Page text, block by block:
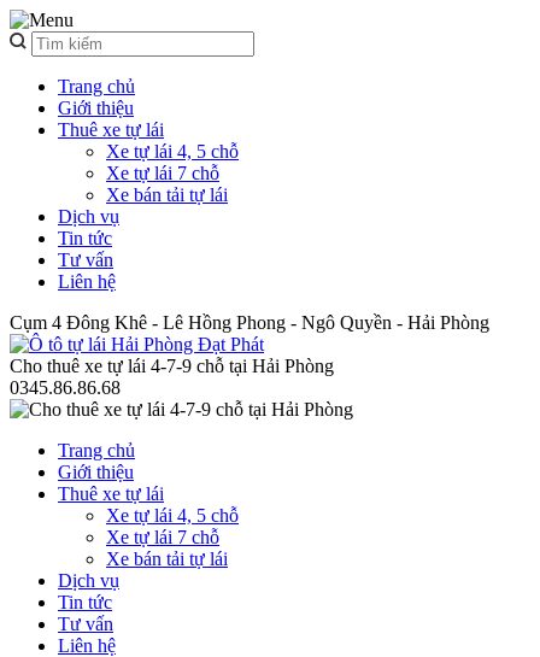
Trang chủ
Giới thiệu
Thuê xe tự lái
Xe tự lái 4, 5 chỗ
Xe tự lái 7 chỗ
Xe bán tải tự lái
Dịch vụ
Tin tức
Tư vấn
Liên hệ
Cụm 4 Đông Khê - Lê Hồng Phong - Ngô Quyền - Hải Phòng
Cho thuê xe tự lái 4-7-9 chỗ tại Hải Phòng
0345.86.86.68
Trang chủ
Giới thiệu
Thuê xe tự lái
Xe tự lái 4, 5 chỗ
Xe tự lái 7 chỗ
Xe bán tải tự lái
Dịch vụ
Tin tức
Tư vấn
Liên hệ